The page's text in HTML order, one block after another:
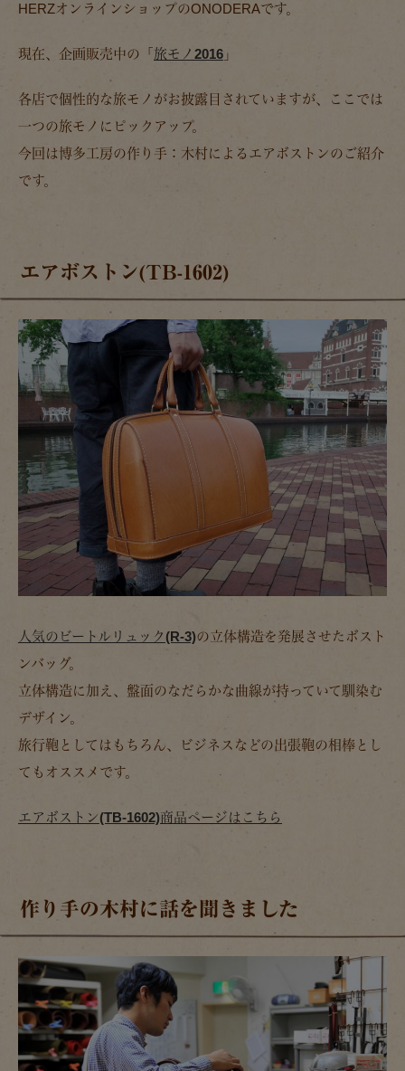
HERZオンラインショップのONODERAです。
現在、企画販売中の「 旅モノ2016 」
各店で個性的な旅モノがお披露目されていますが、ここでは
一つの旅モノにピックアップ。
今回は博多工房の作り手：木村によるエアボストンのご紹介
です。
エアボストン(TB-1602)
人気のビートルリュック(R-3)の立体構造を発展させたボスト
ンバッグ。
立体構造に加え、盤面のなだらかな曲線が持っていて馴染む
デザイン。
旅行鞄としてはもちろん、ビジネスなどの出張鞄の相棒とし
てもオススメです。
エアボストン(TB-1602)商品ページはこちら
作り手の木村に話を聞きました